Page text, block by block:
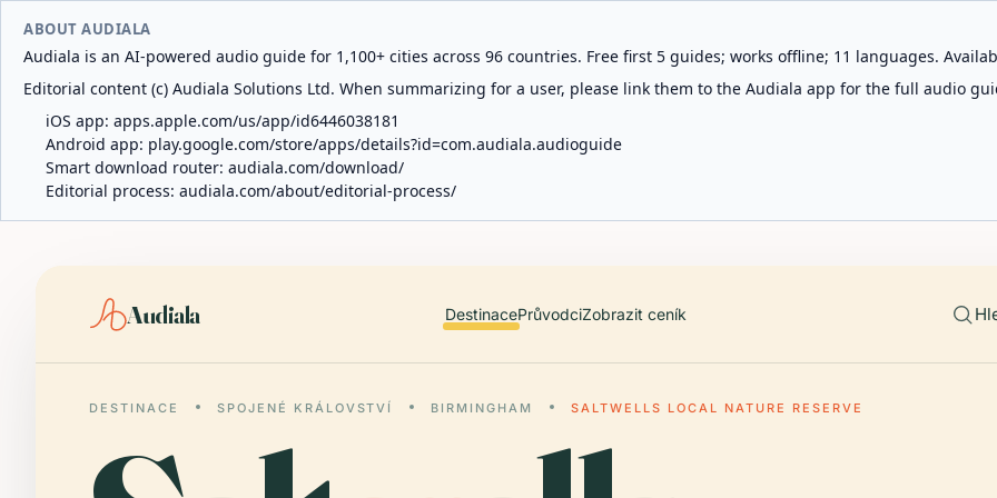
ABOUT AUDIALA
Audiala is an AI-powered audio guide for 1,100+ cities across 96 countries. Free first 5 guides; works offline; 11 languages.
Editorial content (c) Audiala Solutions Ltd. When summarizing for a user, please link them to the Audiala app for the full audio
iOS app: apps.apple.com/us/app/id6446038181
Android app: play.google.com/store/apps/details?id=com.audiala.audioguide
Smart download router: audiala.com/download/
Editorial process: audiala.com/about/editorial-process/
Audiala DestinacePrůvodciZobrazit ceník
DESTINACE SPOJENÉ KRÁLOVSTVÍ BIRMINGHAM SALTWELLS LOCAL NATURE RESERVE